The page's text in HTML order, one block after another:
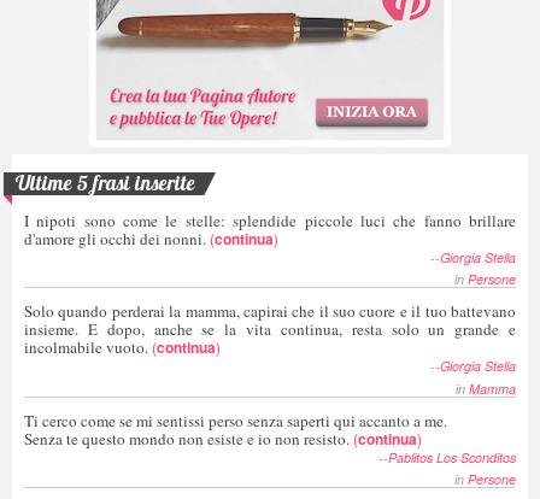
Ultime 5 frasi inserite
I nipoti sono come le stelle: splendide piccole luci che fanno brillare
d'amore gli occhi dei nonni. (continua)
--Giorgia Stella
in Persone
Solo quando perderai la mamma, capirai che il suo cuore e il tuo battevano
insieme. E dopo, anche se la vita continua, resta solo un grande e
incolmabile vuoto. (continua)
--Giorgia Stella
in Mamma
Ti cerco come se mi sentissi perso senza saperti qui accanto a me.
Senza te questo mondo non esiste e io non resisto. (continua)
--Pablitos Los Sconditos
in Persone